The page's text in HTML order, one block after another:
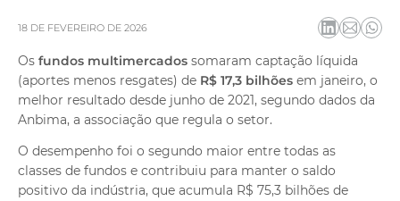
18 DE FEVEREIRO DE 2026
Os fundos multimercados somaram captação líquida
(aportes menos resgates) de R$ 17,3 bilhões em janeiro, o
melhor resultado desde junho de 2021, segundo dados da
Anbima, a associação que regula o setor.
O desempenho foi o segundo maior entre todas as
classes de fundos e contribuiu para manter o saldo
positivo da indústria, que acumula R$ 75,3 bilhões de